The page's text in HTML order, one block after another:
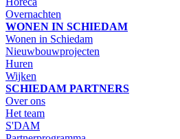
Overnachten
WONEN IN SCHIEDAM
Wonen in Schiedam
Nieuwbouwprojecten
Huren
Wijken
SCHIEDAM PARTNERS
Over ons
Het team
S'DAM